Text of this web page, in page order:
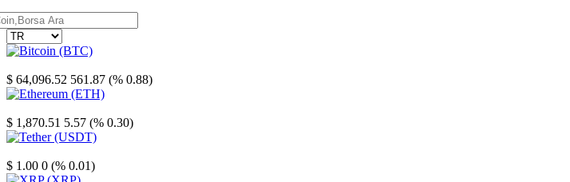
$ 64,096.52 561.87 (% 0.88)
$ 1,870.51 5.57 (% 0.30)
$ 1.00 0 (% 0.01)